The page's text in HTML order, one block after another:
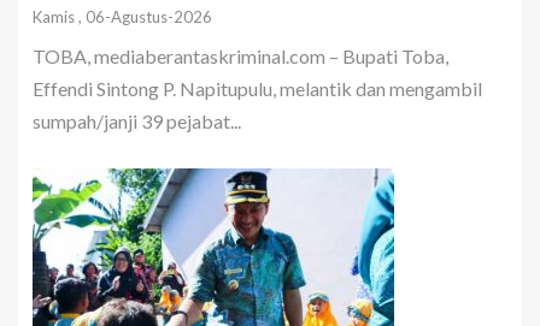
Kamis , 06-Agustus-2026
TOBA, mediaberantaskriminal.com – Bupati Toba,
Effendi Sintong P. Napitupulu, melantik dan mengambil
sumpah/janji 39 pejabat...